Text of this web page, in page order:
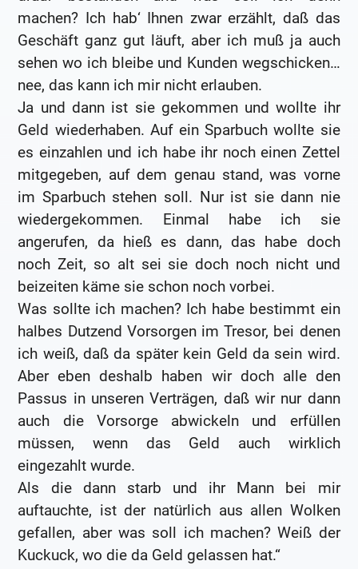
machen? Ich hab‘ Ihnen zwar erzählt, daß das
Geschäft ganz gut läuft, aber ich muß ja auch
sehen wo ich bleibe und Kunden wegschicken…
nee, das kann ich mir nicht erlauben.
Ja und dann ist sie gekommen und wollte ihr
Geld wiederhaben. Auf ein Sparbuch wollte sie
es einzahlen und ich habe ihr noch einen Zettel
mitgegeben, auf dem genau stand, was vorne
im Sparbuch stehen soll. Nur ist sie dann nie
wiedergekommen. Einmal habe ich sie
angerufen, da hieß es dann, das habe doch
noch Zeit, so alt sei sie doch noch nicht und
beizeiten käme sie schon noch vorbei.
Was sollte ich machen? Ich habe bestimmt ein
halbes Dutzend Vorsorgen im Tresor, bei denen
ich weiß, daß da später kein Geld da sein wird.
Aber eben deshalb haben wir doch alle den
Passus in unseren Verträgen, daß wir nur dann
auch die Vorsorge abwickeln und erfüllen
müssen, wenn das Geld auch wirklich
eingezahlt wurde.
Als die dann starb und ihr Mann bei mir
auftauchte, ist der natürlich aus allen Wolken
gefallen, aber was soll ich machen? Weiß der
Kuckuck, wo die da Geld gelassen hat.“